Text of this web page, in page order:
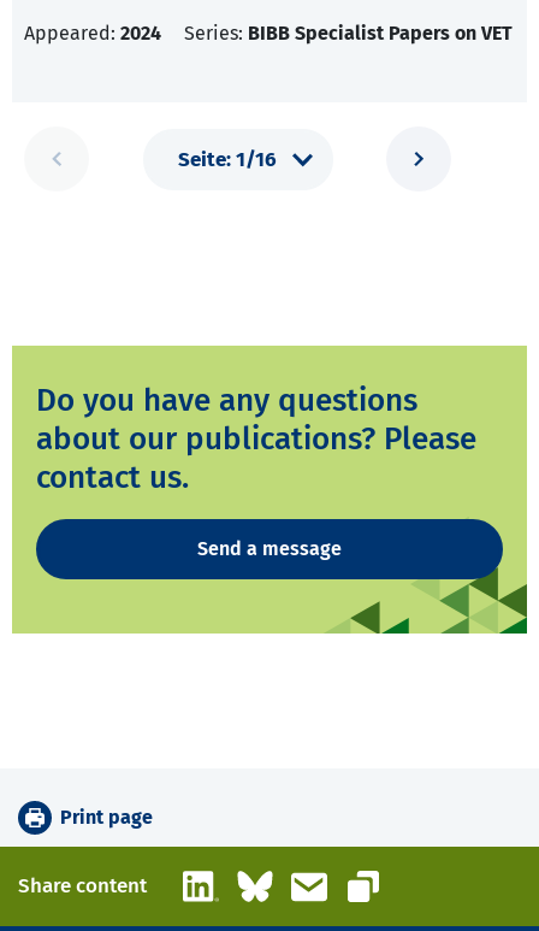
Appeared: 2024 Series: BIBB Specialist Papers on VET
Do you have any questions
about our publications? Please
contact us.
Send a message
Print page
Share content LinkedInBlueskyEmail
Copy link